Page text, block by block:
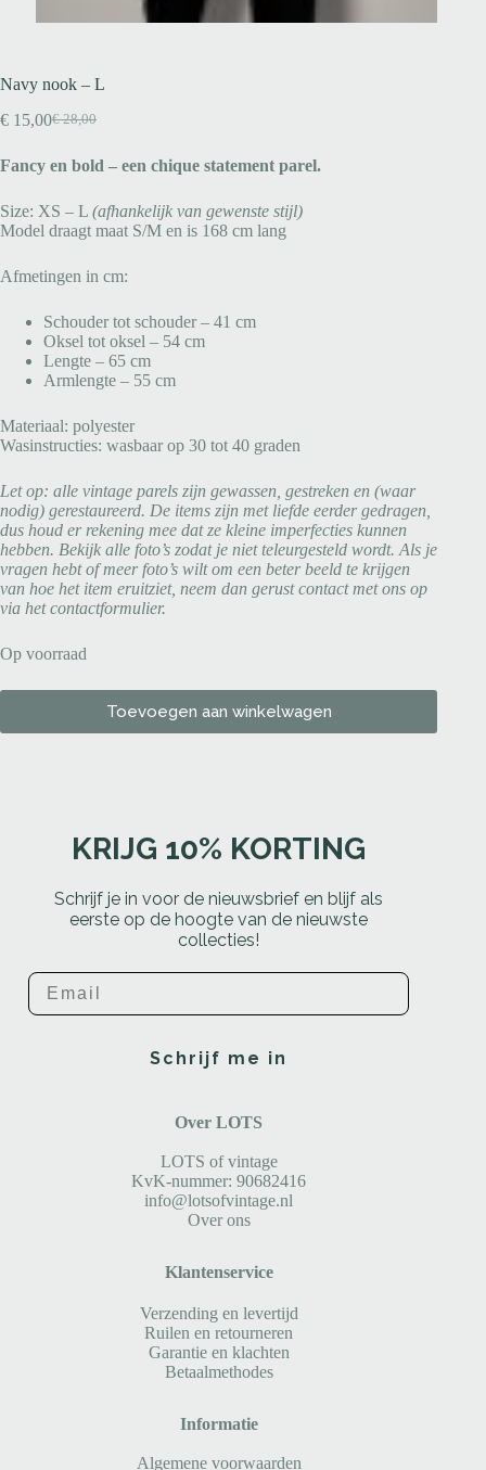
Navy nook – L
€28,00
€ 15,00
Fancy en bold – een chique statement parel.
Size: XS – L (afhankelijk van gewenste stijl)
Model draagt maat S/M en is 168 cm lang
Afmetingen in cm:
Schouder tot schouder – 41 cm
Oksel tot oksel – 54 cm
Lengte – 65 cm
Armlengte – 55 cm
Materiaal: polyester
Wasinstructies: wasbaar op 30 tot 40 graden
Let op: alle vintage parels zijn gewassen, gestreken en (waar
nodig) gerestaureerd. De items zijn met liefde eerder gedragen,
dus houd er rekening mee dat ze kleine imperfecties kunnen
hebben. Bekijk alle foto’s zodat je niet teleurgesteld wordt. Als je
vragen hebt of meer foto’s wilt om een beter beeld te krijgen
van hoe het item eruitziet, neem dan gerust contact met ons op
via het contactformulier.
Op voorraad
Toevoegen aan winkelwagen
KRIJG 10% KORTING
Schrijf je in voor de nieuwsbrief en blijf als
eerste op de hoogte van de nieuwste
collecties!
Email
Schrijf me in
Over LOTS
LOTS of vintage
KvK-nummer: 90682416
info@lotsofvintage.nl
Over ons
Klantenservice
Verzending en levertijd
Ruilen en retourneren
Garantie en klachten
Betaalmethodes
Informatie
Algemene voorwaarden